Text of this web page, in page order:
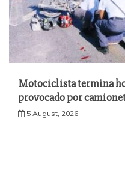
Motociclista termina
provocado por
5 August, 2026